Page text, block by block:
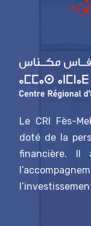
Le CRI Fès-
doté de la
financière. Il